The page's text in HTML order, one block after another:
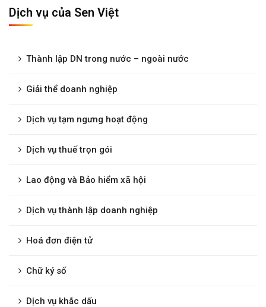
Dịch vụ của Sen Việt
Thành lập DN trong nước – ngoài nước
Giải thể doanh nghiệp
Dịch vụ tạm ngưng hoạt động
Dịch vụ thuế trọn gói
Lao động và Bảo hiểm xã hội
Dịch vụ thành lập doanh nghiệp
Hoá đơn điện tử
Chữ ký số
Dịch vụ khắc dấu